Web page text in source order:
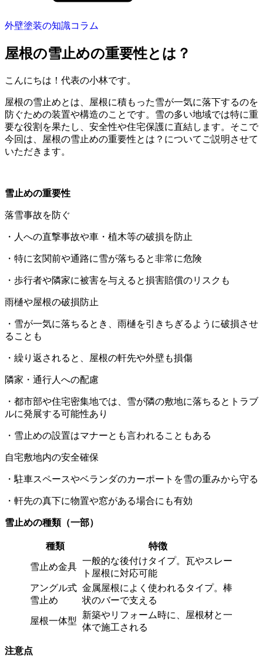
外壁塗装の知識コラム
屋根の雪止めの重要性とは？
こんにちは！代表の小林です。
屋根の雪止めとは、屋根に積もった雪が一気に落下するのを
防ぐための装置や構造のことです。雪の多い地域では特に重
要な役割を果たし、安全性や住宅保護に直結します。そこで
今回は、
屋根の雪止めの重要性とは？ についてご説明させて
いただきます。
雪止めの重要性
落雪事故を防ぐ
・人への直撃事故や車・植木等の破損を防止
・特に玄関前や通路に雪が落ちると非常に危険
・歩行者や隣家に被害を与えると損害賠償のリスクも
雨樋や屋根の破損防止
・雪が一気に落ちるとき、雨樋を引きちぎるように破損させ
ることも
・繰り返されると、屋根の軒先や外壁も損傷
隣家・通行人への配慮
・都市部や住宅密集地では、雪が隣の敷地に落ちるとトラブ
ルに発展する可能性あり
・雪止めの設置はマナーとも言われることもある
自宅敷地内の安全確保
・駐車スペースやベランダのカーポートを雪の重みから守る
・軒先の真下に物置や窓がある場合にも有効
雪止めの種類（一部）
種類 特徴
雪止め金具
一般的な後付けタイプ。瓦やスレー
ト屋根に対応可能
アングル式
雪止め
金属屋根によく使われるタイプ。棒
状のバーで支える
屋根一体型
新築やリフォーム時に、屋根材と一
体で施工される
注意点